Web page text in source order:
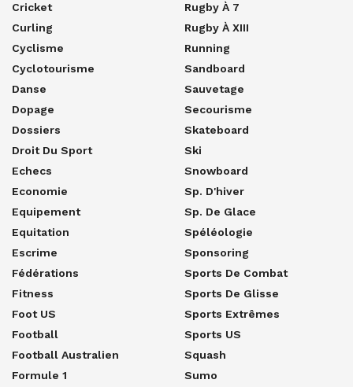
Cricket
Curling
Cyclisme
Cyclotourisme
Danse
Dopage
Dossiers
Droit Du Sport
Echecs
Economie
Equipement
Equitation
Escrime
Fédérations
Fitness
Foot US
Football
Football Australien
Formule 1
Rugby À 7
Rugby À XIII
Running
Sandboard
Sauvetage
Secourisme
Skateboard
Ski
Snowboard
Sp. D'hiver
Sp. De Glace
Spéléologie
Sponsoring
Sports De Combat
Sports De Glisse
Sports Extrêmes
Sports US
Squash
Sumo